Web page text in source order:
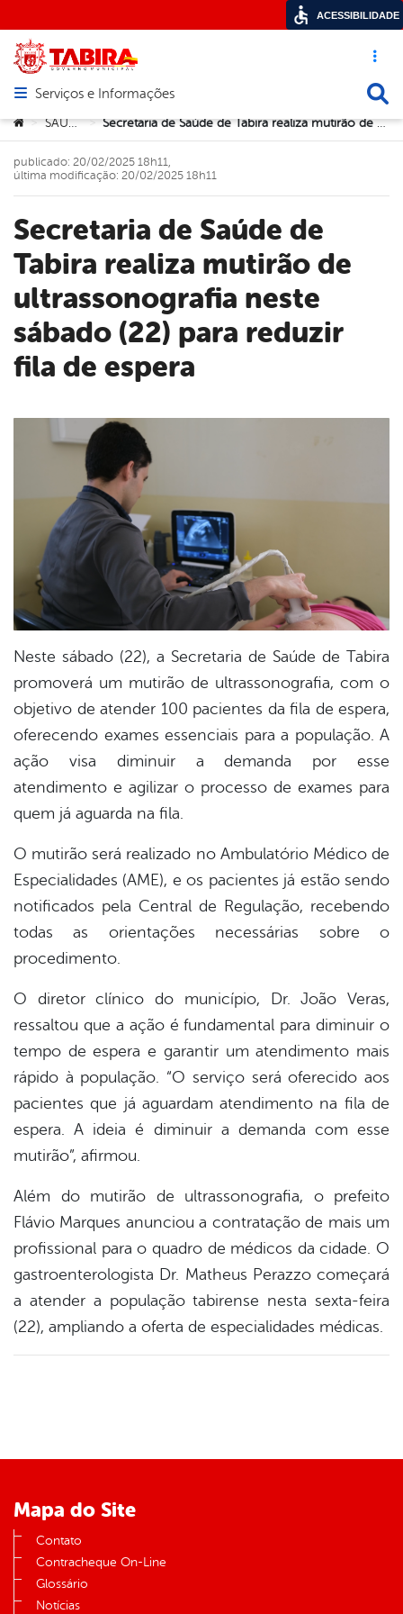
Acesso
Abrir menu principal de navegação
Serviços e Informações
Você está aqui:
> SAÚDE > Secretaria de Saúde de Tabira realiza mutirão de ultrassonografia neste sábado (22) para reduzir fila de espera
Secretaria de Saúde de
Tabira realiza mutirão de
ultrassonografia neste
sábado (22) para reduzir
fila de espera
publicado: 20/02/2025 18h11,
última modificação: 20/02/2025 18h11
Neste sábado (22), a Secretaria de Saúde de Tabira
promoverá um mutirão de ultrassonografia, com o
objetivo de atender 100 pacientes da fila de espera,
oferecendo exames essenciais para a população. A
ação visa diminuir a demanda por esse
atendimento e agilizar o processo de exames para
quem já aguarda na fila.
O mutirão será realizado no Ambulatório Médico de
Especialidades (AME), e os pacientes já estão sendo
notificados pela Central de Regulação, recebendo
todas as orientações necessárias sobre o
procedimento.
O diretor clínico do município, Dr. João Veras,
ressaltou que a ação é fundamental para diminuir o
tempo de espera e garantir um atendimento mais
rápido à população. “O serviço será oferecido aos
pacientes que já aguardam atendimento na fila de
espera. A ideia é diminuir a demanda com esse
mutirão”, afirmou.
Além do mutirão de ultrassonografia, o prefeito
Flávio Marques anunciou a contratação de mais um
profissional para o quadro de médicos da cidade. O
gastroenterologista Dr. Matheus Perazzo começará
a atender a população tabirense nesta sexta-feira
(22), ampliando a oferta de especialidades médicas.
Mapa do Site
Contato
Contracheque On-Line
Glossário
Notícias
ACESSIBILIDADE